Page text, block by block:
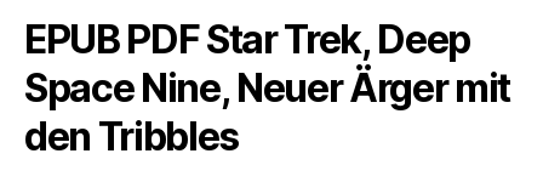
EPUB PDF Star Trek, Deep
Space Nine, Neuer Ärger mit
den Tribbles